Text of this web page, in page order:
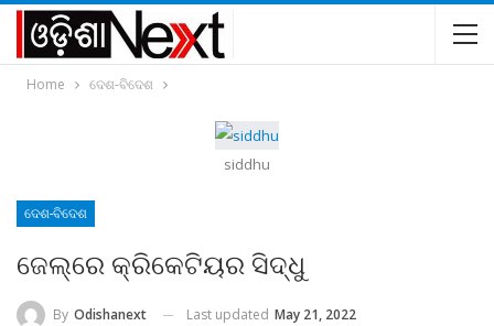
Home ଦେଶ-ବିଦେଶ
siddhu
ଦେଶ-ବିଦେଶ
ଜେଲ୍‌ରେ କ୍ରିକେଟିୟର ସିଦ୍ଧୁ
By Odishanext Last updated May 21, 2022